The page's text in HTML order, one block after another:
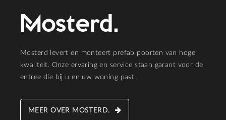
Mosterd levert en monteert prefab poorten van hoge
kwaliteit. Onze ervaring en service staan garant voor de
entree die bij u en uw woning past.
MEER OVER MOSTERD.